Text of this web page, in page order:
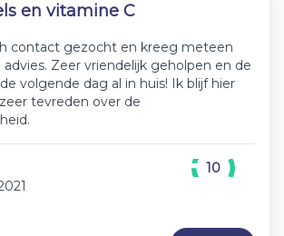
en vitamine C
contact gezocht en kreeg meteen
Zeer vriendelijk geholpen en de
volgende dag al in huis! Ik blijf hier
tevreden over de
10